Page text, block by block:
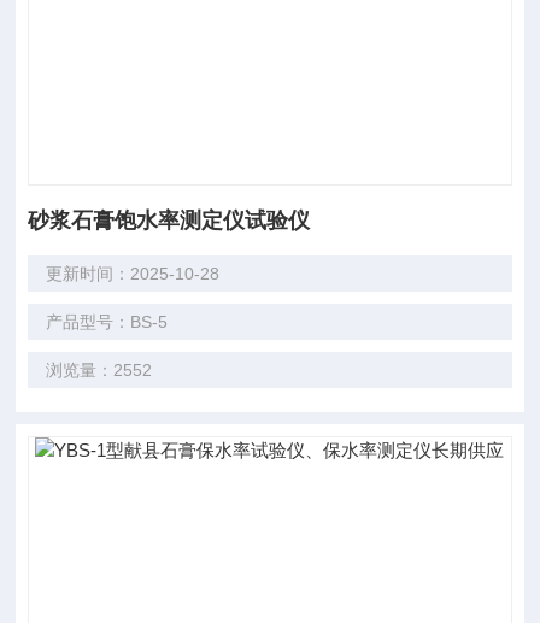
砂浆石膏饱水率测定仪试验仪
更新时间：2025-10-28
产品型号：BS-5
浏览量：2552